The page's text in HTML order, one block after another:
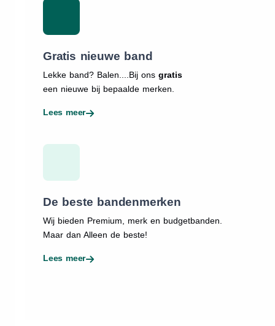
Gratis nieuwe band
Lekke band? Balen....Bij ons gratis
een nieuwe bij bepaalde merken.
Lees meer
De beste bandenmerken
Wij bieden Premium, merk en budgetbanden.
Maar dan Alleen de beste!
Lees meer